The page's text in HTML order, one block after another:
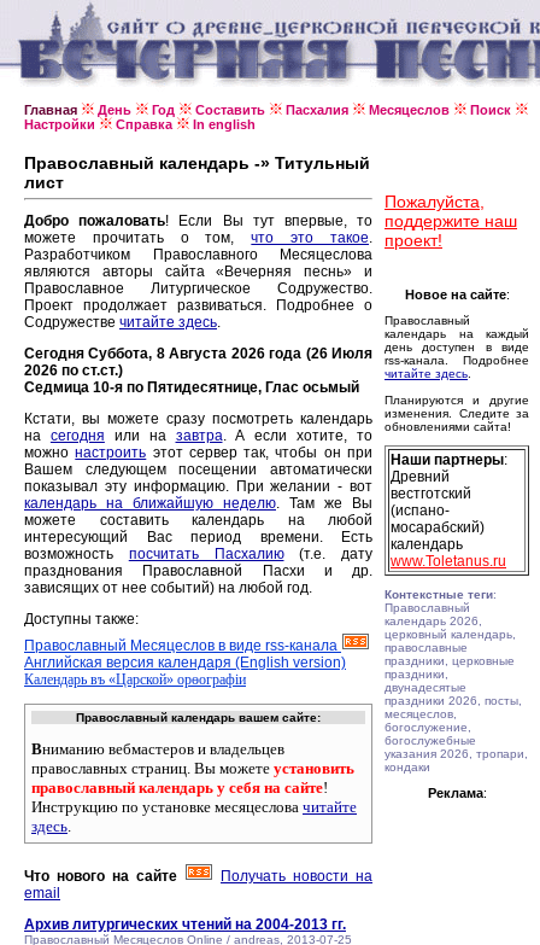
Главная День Год Составить Пасхалия Месяцеслов
Поиск
Настройки
Справка In english
Православный календарь -» Титульный
лист
Добро пожаловать! Если Вы тут впервые, то
можете прочитать о том,что это такое.
Разработчиком Православного Месяцеслова
являются авторы сайта «Вечерняя песнь» и
Православное Литургическое Содружество.
Проект продолжает развиваться. Подробнее о
Содружестве читайте здесь.
Сегодня Суббота, 8 Августа 2026 года (26 Июля
2026 по ст.ст.)
Седмица 10-я по Пятидесятнице, Глас осьмый
Кстати, вы можете сразу посмотреть календарь
на сегодня или на завтра. А если хотите, то
можнонастроить этот сервер так, чтобы он при
Вашем следующем посещении автоматически
показывал эту информацию. При желании - вот
календарь на ближайшую неделю. Там же Вы
можете составить календарь на любой
интересующий Вас период времени. Есть
возможность посчитать Пасхалию(т.е. дату
празднования Православной Пасхи и др.
зависящих от нее событий) на любой год.
Доступны также:
Православный Месяцеслов в виде rss-канала
Английская версия календаря (English version)
Календарь въ «Царской» орѳографiи
Православный календарь вашем сайте:
Вниманию вебмастеров и владельцев
православных страниц. Вы можете установить
православный календарь у себя на сайте!
Инструкцию по установке месяцеслова читайте
здесь.
Что нового на сайте
Получать новости на
email
Архив литургических чтений на 2004-2013 гг.
Православный Месяцеслов Online / andreas, 2013-07-25
Пожалуйста,
поддержите наш
проект!
Новое на сайте:
Православный
календарь на каждый
день доступен в виде
rss-канала. Подробнее
читайте здесь
Планируются и другие
изменения. Следите за
обновлениями сайта!
Наши партнеры:
Древний
вестготский
(испано-
мосарабский)
календарь
www.Toletanus.ru
Контекстные теги:
Православный
календарь 2026,
церковный календарь,
православные
праздники, церковные
праздники,
двунадесятые
праздники 2026, посты,
месяцеслов,
богослужение,
богослужебные
указания 2026, тропари,
кондаки
Реклама: